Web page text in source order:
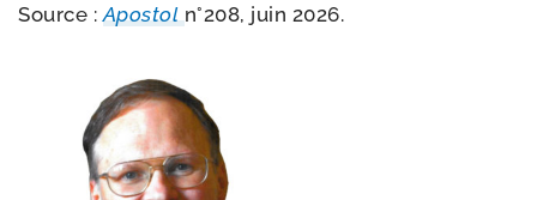
Source :Apostoln°208, juin 2026.